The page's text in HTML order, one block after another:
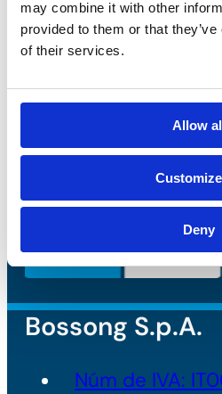
may combine it with other
provided to them or that
of their services.
Allow
Customize
Deny
de datos personales*
Bossong S.p.A.
Núm de IVA: